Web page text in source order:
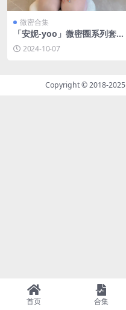
微密合集
「安妮-yoo」微密圈系列套图
&视频合集[持续更新]
2024-10-07
Copyright © 2018-2025
首页 合集